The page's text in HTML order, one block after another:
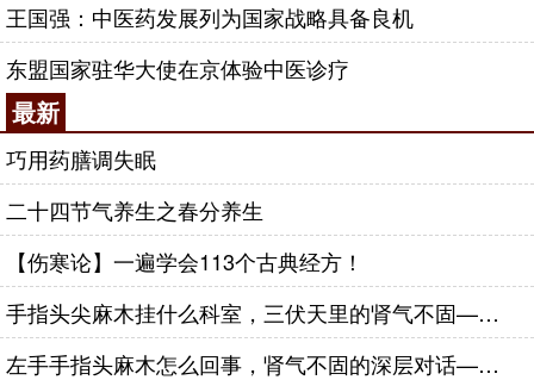
王国强：中医药发展列为国家战略具备良机
东盟国家驻华大使在京体验中医诊疗
最新
巧用药膳调失眠
二十四节气养生之春分养生
【伤寒论】一遍学会113个古典经方！
手指头尖麻木挂什么科室，三伏天里的肾气不固——肾合jjn
左手手指头麻木怎么回事，肾气不固的深层对话——肾合jjn